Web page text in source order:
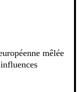
mêlée